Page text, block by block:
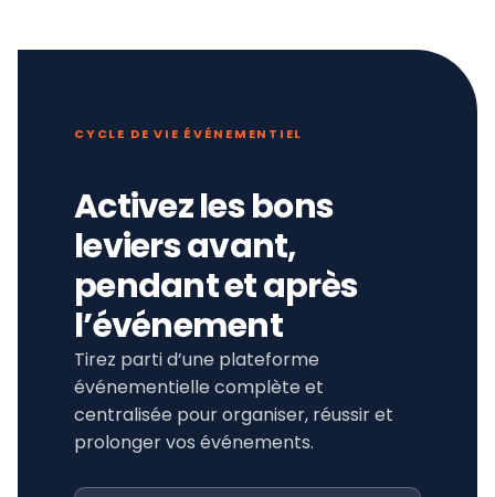
CYCLE DE VIE ÉVÉNEMENTIEL
Activez les bons
leviers avant,
pendant et après
l’événement
Tirez parti d’une plateforme
événementielle complète et
centralisée pour organiser, réussir et
prolonger vos événements.